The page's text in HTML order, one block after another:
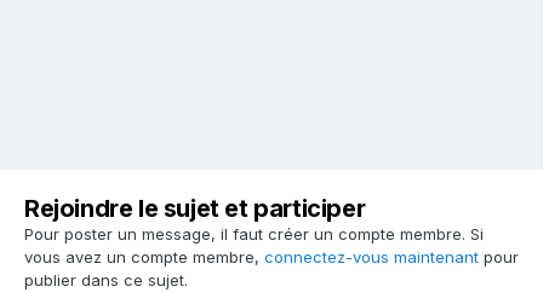
Rejoindre le sujet et participer
Pour poster un message, il faut créer un compte membre. Si
vous avez un compte membre, connectez-vous maintenant pour
publier dans ce sujet.